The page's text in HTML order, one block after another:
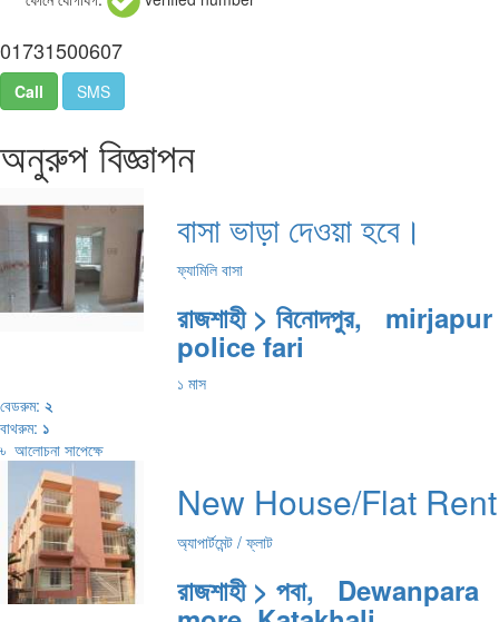
01731500607
Call SMS
অনুরুপ বিজ্ঞাপন
বাসা ভাড়া দেওয়া হবে।
ফ্যামিলি বাসা
রাজশাহী > বিনোদপুর, mirjapur
police fari
১ মাস
বেডরুম: ২
বাথরুম: ১
৳ আলোচনা সাপেক্ষে
New House/Flat Rent
অ্যাপার্টমেন্ট / ফ্লাট
রাজশাহী > পবা, Dewanpara